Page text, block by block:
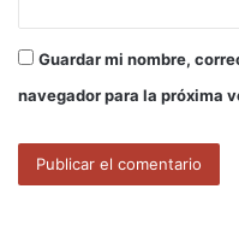
Guardar mi nombre,
navegador para la próxima